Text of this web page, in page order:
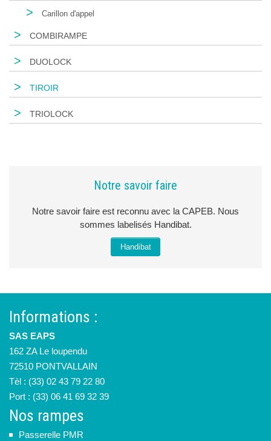
> Carillon d'appel
> COMBIRAMPE
> DUOLOCK
> TIROIR
> TRIOLOCK
Notre savoir faire
Notre savoir faire est reconnu avec la CAPEB. Nous
sommes labelisés Handibat.
Handibat
Informations :
SAS EAPS
162 ZA Le loupendu
72510 PONTVALLAIN
Tèl : (33) 02 43 79 22 80
Port : (33) 06 41 69 32 39
Nos rampes
Passerelle PMR